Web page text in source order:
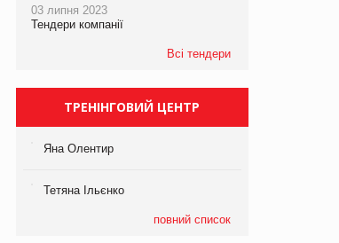
Файно маркет Директор
департаменту з
компанії «УкраМарин»
03 липня 2023
Тендери компанії
Всі тендери
ТРЕНІНГОВИЙ ЦЕНТР
Яна Олентир
Тетяна Ільєнко
повний список